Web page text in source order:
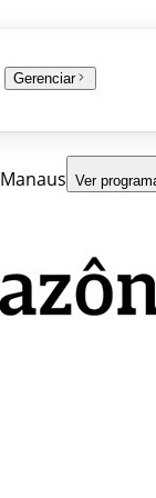
Gerenciar
Manaus Ver